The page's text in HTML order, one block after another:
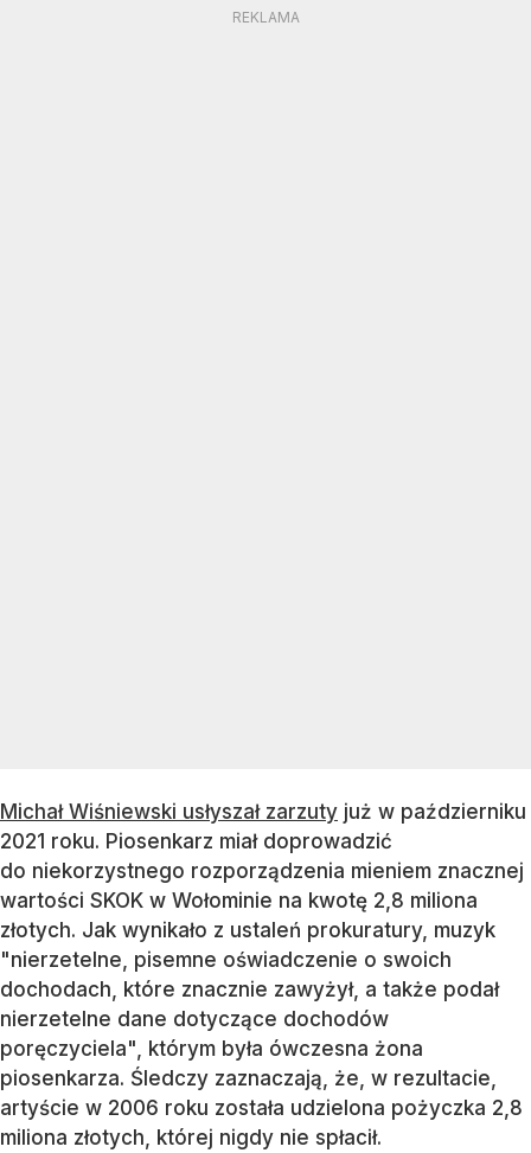
Michał Wiśniewski usłyszał zarzuty już w październiku
2021 roku. Piosenkarz miał doprowadzić
do niekorzystnego rozporządzenia mieniem znacznej
wartości SKOK w Wołominie na kwotę 2,8 miliona
złotych. Jak wynikało z ustaleń prokuratury, muzyk
"nierzetelne, pisemne oświadczenie o swoich
dochodach, które znacznie zawyżył, a także podał
nierzetelne dane dotyczące dochodów
poręczyciela", którym była ówczesna żona
piosenkarza. Śledczy zaznaczają, że, w rezultacie,
artyście w 2006 roku została udzielona pożyczka 2,8
miliona złotych, której nigdy nie spłacił.